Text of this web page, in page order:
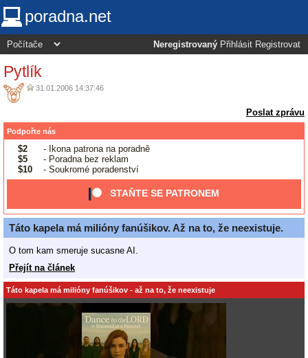
poradna.net
Neregistrovaný Přihlásit Registrovat
Pytlík
31.01.2006 14:37:46
Poslat zprávu
Podpořte nás
$2
- Ikona patrona na poradně
$5
- Poradna bez reklam
$10
- Soukromé poradenství
STAŇTE SE PATRONEM
Táto kapela má milióny fanúšikov. Až na to, že neexistuje.
O tom kam smeruje sucasne AI.
Přejít na článek
Táto kapela má milióny fanúšikov - až na to, že neexistuje